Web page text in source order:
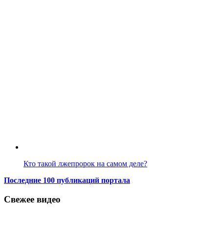
Кто такой лжепророк на самом деле?
Последние 100 публикаций портала
Свежее видео